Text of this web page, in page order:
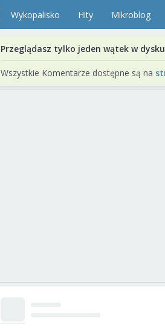
Wykopalisko Hity Mikroblog
Przeglądasz tylko jeden wątek w
Wszystkie Komentarze dostępne są na